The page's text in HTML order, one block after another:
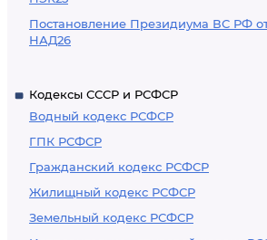
Постановление Президиума ВС РФ от
НАД26
Кодексы СССР и РСФСР
Водный кодекс РСФСР
ГПК РСФСР
Гражданский кодекс РСФСР
Жилищный кодекс РСФСР
Земельный кодекс РСФСР